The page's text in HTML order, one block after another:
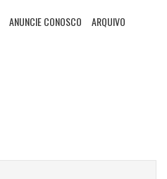
ANUNCIE CONOSCO ARQUIVO